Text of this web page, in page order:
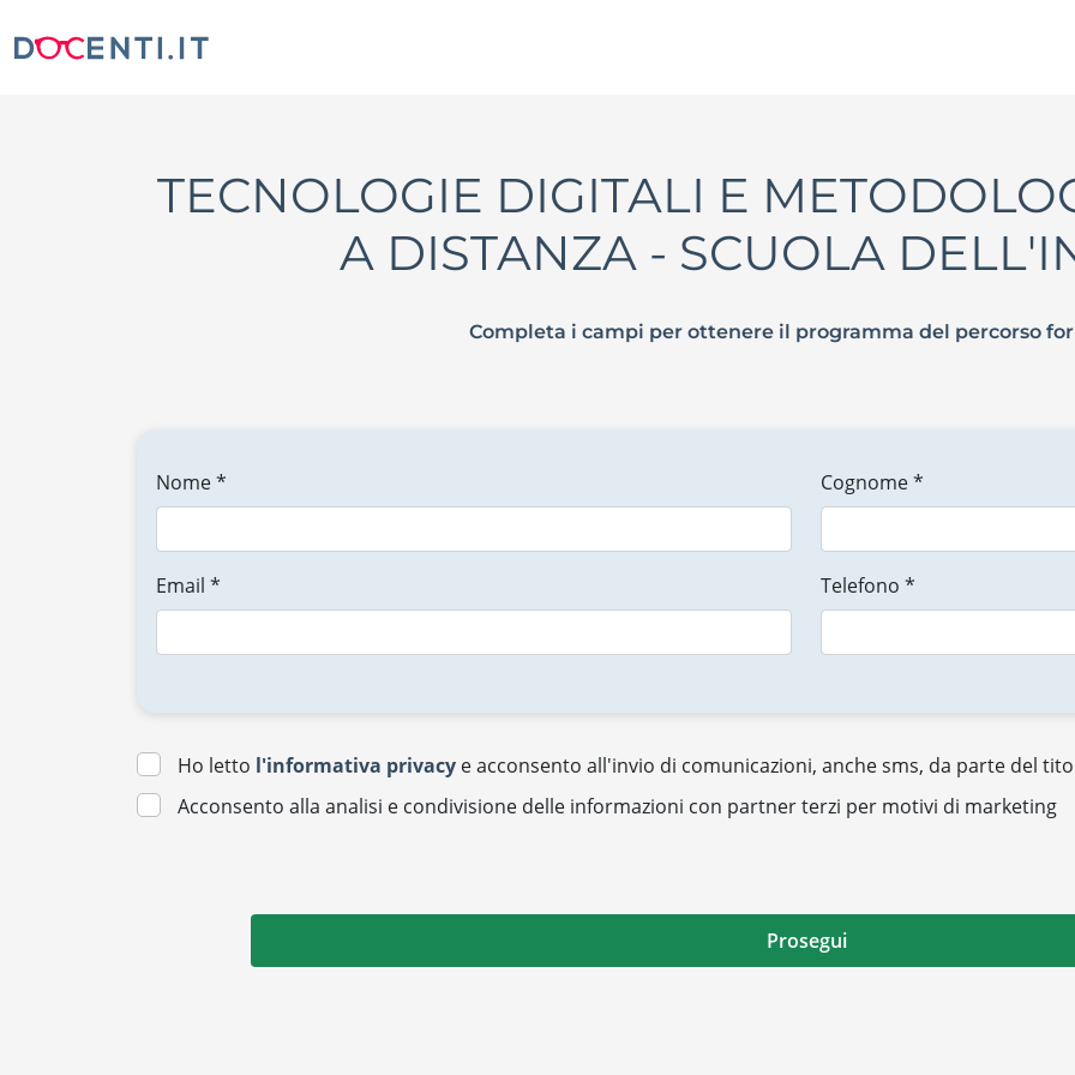
TECNOLOGIE DIGITALI E
A DISTANZA - SCUOLA
Completa i campi per ottenere il programma del percorso
Nome * Cognome *
Email * Telefono *
Ho letto l'informativa privacy e acconsento all'invio di comunicazioni, anche sms, da parte del
Acconsento alla analisi e condivisione delle informazioni con partner terzi per motivi di marketing